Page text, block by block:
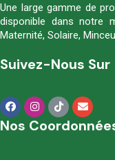
Une large gamme de
disponible dans notre
Maternité, Solaire,
Suivez-Nous Sur
Nos